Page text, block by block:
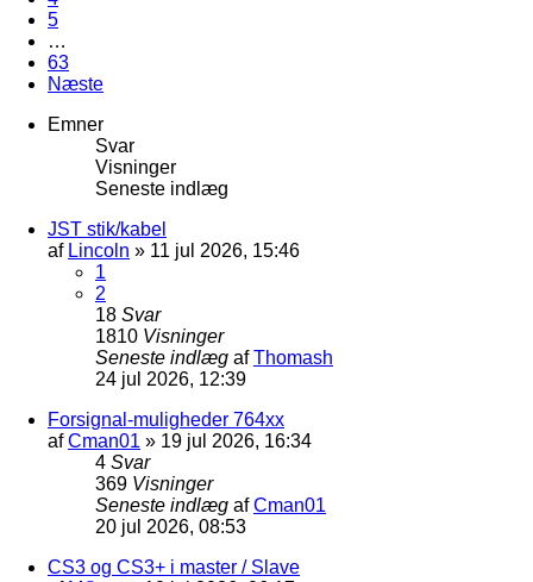
5
…
63
Næste
Emner
Svar
Visninger
Seneste indlæg
JST stik/kabel
af Lincoln » 11 jul 2026, 15:46
1
2
18 Svar
1810 Visninger
Seneste indlæg afThomash
24 jul 2026, 12:39
Forsignal-muligheder 764xx
afCman01 » 19 jul 2026, 16:34
4 Svar
369 Visninger
Seneste indlæg afCman01
20 jul 2026, 08:53
CS3 og CS3+ i master / Slave